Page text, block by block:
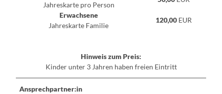
Jahreskarte pro Person
Erwachsene
Jahreskarte Familie
120,00 EUR
Hinweis zum Preis:
Kinder unter 3 Jahren haben freien Eintritt
Ansprechpartner:in